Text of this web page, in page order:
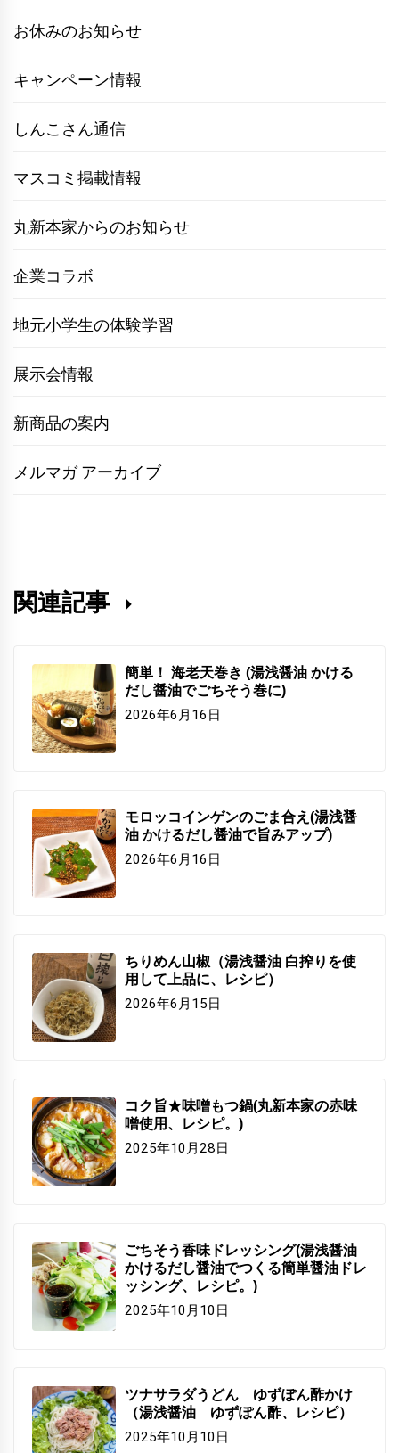
お休みのお知らせ
キャンペーン情報
しんこさん通信
マスコミ掲載情報
丸新本家からのお知らせ
企業コラボ
地元小学生の体験学習
展示会情報
新商品の案内
メルマガ アーカイブ
関連記事
簡単！ 海老天巻き (湯浅醤油 かける
だし醤油でごちそう巻に)
2026年6月16日
モロッコインゲンのごま合え(湯浅醤
油 かけるだし醤油で旨みアップ)
2026年6月16日
ちりめん山椒（湯浅醤油 白搾りを使
用して上品に、レシピ）
2026年6月15日
コク旨★味噌もつ鍋(丸新本家の赤味
噌使用、レシピ。)
2025年10月28日
ごちそう香味ドレッシング(湯浅醤油
かけるだし醤油でつくる簡単醤油ドレ
ッシング、レシピ。)
2025年10月10日
ツナサラダうどん ゆずぽん酢かけ
（湯浅醤油 ゆずぽん酢、レシピ）
2025年10月10日